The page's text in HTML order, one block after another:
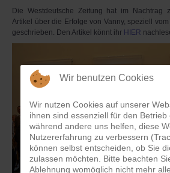
Die Westdeutsche Zeitung hat im Nachtrag
Artikel über die Erfolge von Vanny, speziell
geschrieben. Den Artikel könnt ihr HIER
Wir benutzen Cookies
Wir nutzen Cookies auf unserer
ihnen sind essenziell für den Betrieb
während andere uns helfen, diese
Nutzererfahrung zu verbessern
können selbst entscheiden, ob Sie
zulassen möchten. Bitte beachten
Ablehnung womöglich nicht mehr